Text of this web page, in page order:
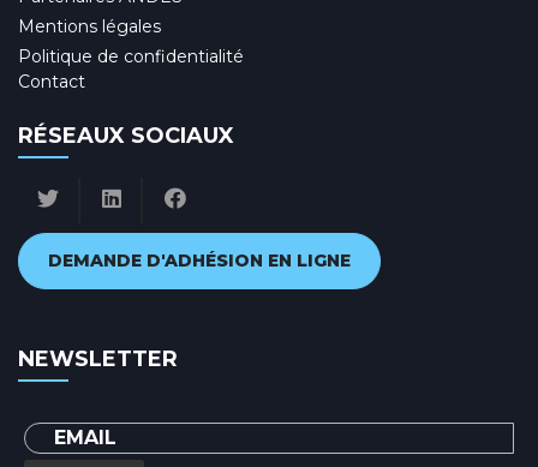
Mentions légales
Politique de confidentialité
Contact
RÉSEAUX SOCIAUX
DEMANDE D'ADHÉSION EN LIGNE
NEWSLETTER